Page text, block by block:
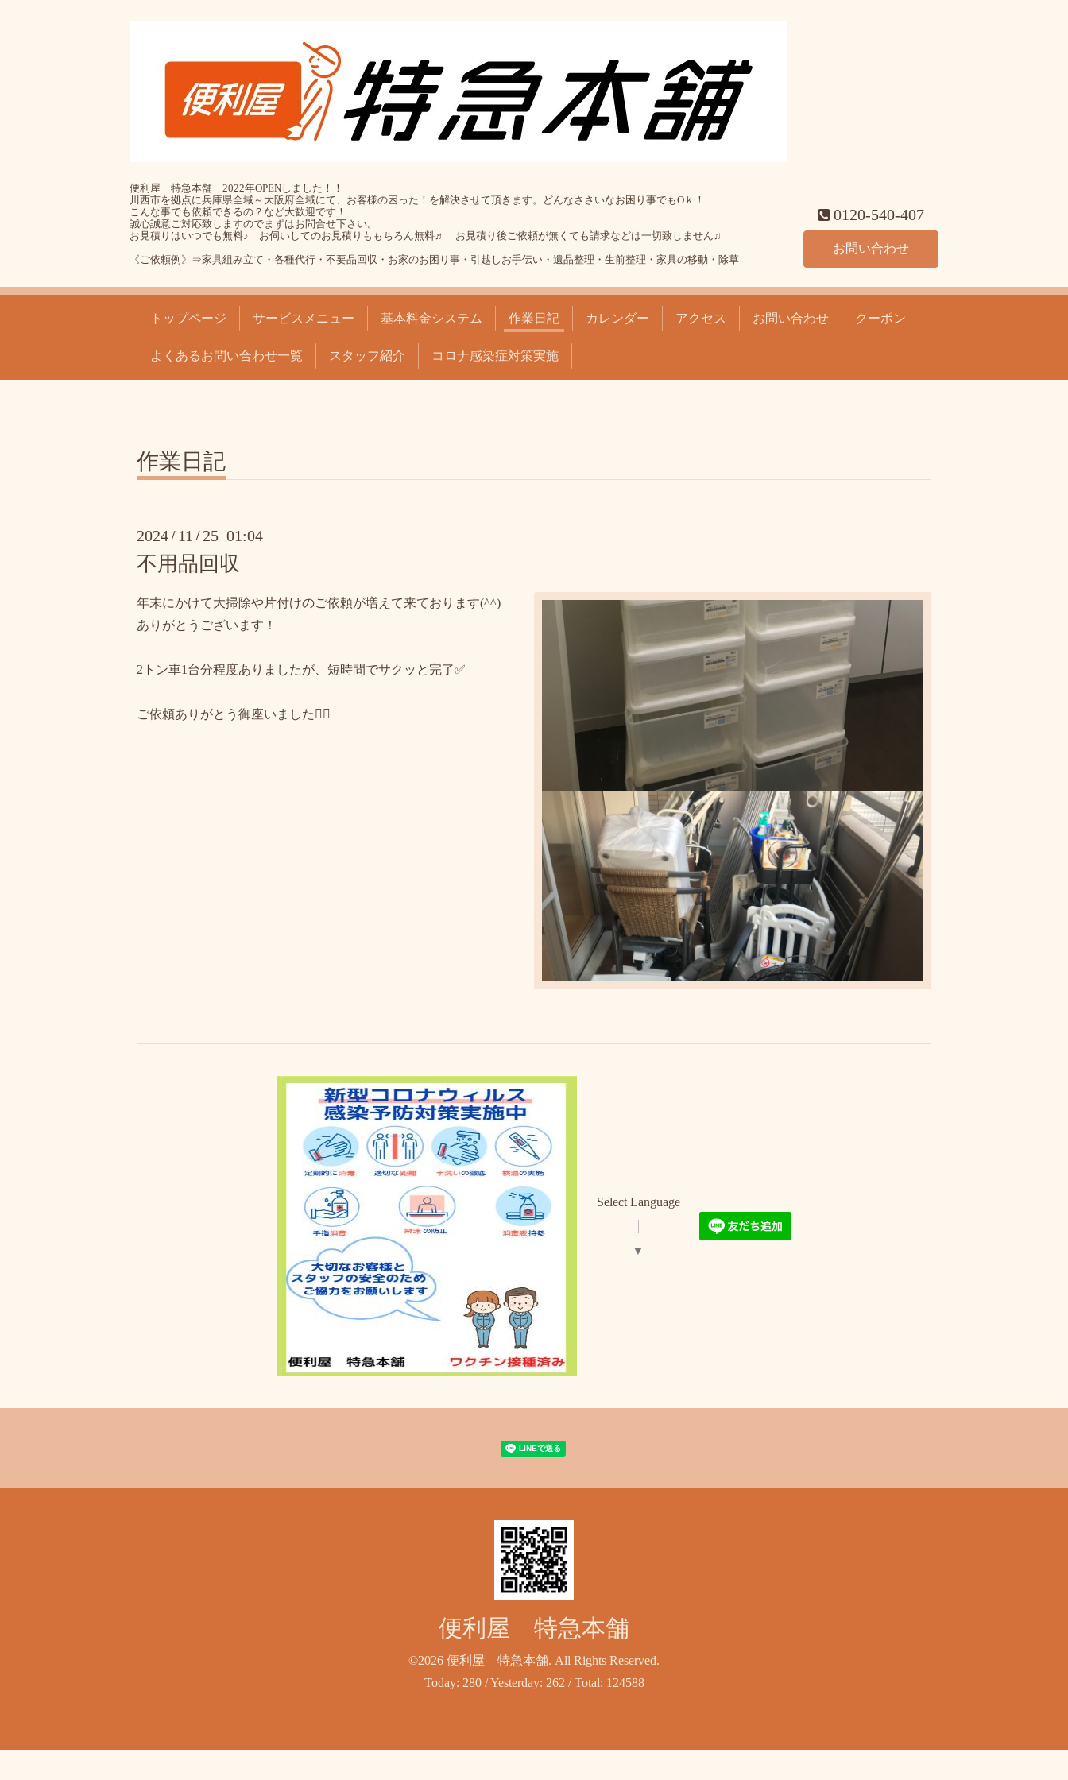
便利屋 特急本舗 2022年OPENしました！！
川西市を拠点に兵庫県全域～大阪府全域にて、お客様の困った！を解決させて頂きます。どんなささいなお困り事でもOｋ！
こんな事でも依頼できるの？など大歓迎です！
誠心誠意ご対応致しますのでまずはお問合せ下さい。
お見積りはいつでも無料♪ お伺いしてのお見積りももちろん無料♬ お見積り後ご依頼が無くても請求などは一切致しません♫
《ご依頼例》⇒家具組み立て・各種代行・不要品回収・お家のお困り事・引越しお手伝い・遺品整理・生前整理・家具の移動・除草
0120-540-407
お問い合わせ
トップページ サービスメニュー 基本料金システム 作業日記 カレンダー アクセス お問い合わせ クーポン
よくあるお問い合わせ一覧 スタッフ紹介 コロナ感染症対策実施
作業日記
2024 / 11 / 25 01:04
不用品回収
年末にかけて大掃除や片付けのご依頼が増えて来ております(^^)
ありがとうございます！
2トン車1台分程度ありましたが、短時間でサクッと完了✅
ご依頼ありがとう御座いました🙇‍♂️
Select Language
▼
便利屋 特急本舗
©2026 便利屋 特急本舗. All Rights Reserved.
Today: 280/ Yesterday: 262 / Total: 124588